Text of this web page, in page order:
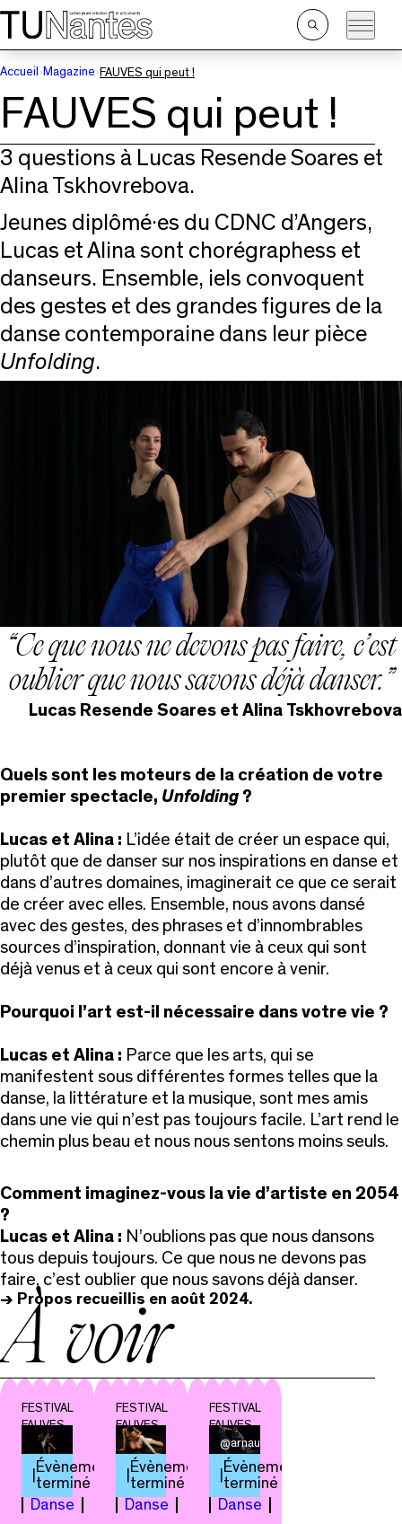
Passer directement à la navigation
Passer directement au contenu principal
Ouvrir
la
Accueil
Magazine FAUVES qui peut !
FAUVES qui peut !
3 questions à Lucas Resende Soares et
Alina Tskhovrebova.
Jeunes diplômé·es du CDNC d’Angers,
Lucas et Alina sont chorégraphess et
danseurs. Ensemble, iels convoquent
des gestes et des grandes figures de la
danse contemporaine dans leur pièce
Unfolding.
Ce que nous ne devons pas faire, c’est
oublier que nous savons déjà danser.
Lucas Resende Soares et Alina Tskhovrebova
Quels sont les moteurs de la création de votre
premier spectacle, Unfolding ?
Lucas et Alina : L’idée était de créer un espace qui,
plutôt que de danser sur nos inspirations en danse et
dans d’autres domaines, imaginerait ce que ce serait
de créer avec elles. Ensemble, nous avons dansé
avec des gestes, des phrases et d’innombrables
sources d’inspiration, donnant vie à ceux qui sont
déjà venus et à ceux qui sont encore à venir.
Pourquoi l’art est-il nécessaire dans votre vie ?
Lucas et Alina : Parce que les arts, qui se
manifestent sous différentes formes telles que la
danse, la littérature et la musique, sont mes amis
dans une vie qui n’est pas toujours facile. L’art rend le
chemin plus beau et nous nous sentons moins seuls.
Comment imaginez-vous la vie d’artiste en 2054
?
Lucas et Alina : N’oublions pas que nous dansons
tous depuis toujours. Ce que nous ne devons pas
faire, c’est oublier que nous savons déjà danser.
-> Propos recueillis en août 2024.
À voir
FESTIVAL
FAUVES
Évènement
terminé
Danse
FESTIVAL
FAUVES
Évènement
terminé
Danse
FESTIVAL
FAUVES
@arnaudhie
Évènement
terminé
Danse